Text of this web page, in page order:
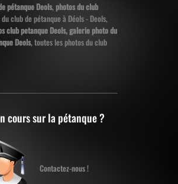
pétanque Deols, photos du club
club de pétanque à Déols - Deols,
club petanque Deols, galerie photo du
Deols, toutes les photos du club
cours sur la pétanque ?
Contactez-nous !